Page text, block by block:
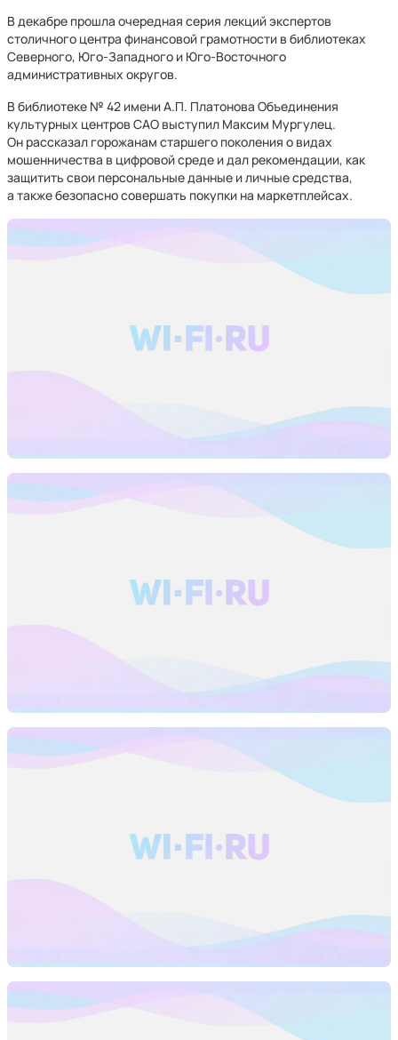
В декабре прошла очередная серия лекций экспертов
столичного центра финансовой грамотности в библиотеках
Северного, Юго-Западного и Юго-Восточного
административных округов.
В библиотеке № 42 имени А.П. Платонова Объединения
культурных центров САО выступил Максим Мургулец.
Он рассказал горожанам старшего поколения о видах
мошенничества в цифровой среде и дал рекомендации, как
защитить свои персональные данные и личные средства,
а также безопасно совершать покупки на маркетплейсах.